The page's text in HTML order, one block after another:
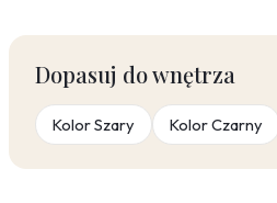
Dopasuj do wnętrza
Kolor Szary Kolor Czarny